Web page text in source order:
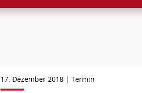
17. Dezember 2018 | Termin